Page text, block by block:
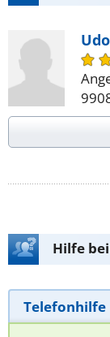
Hilfe
Telefonhilfe